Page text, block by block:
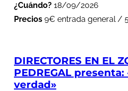
¿Cuándo? 18/09/2026
Precios 9€ entrada general /
DIRECTORES EN EL
PEDREGAL
verdad»